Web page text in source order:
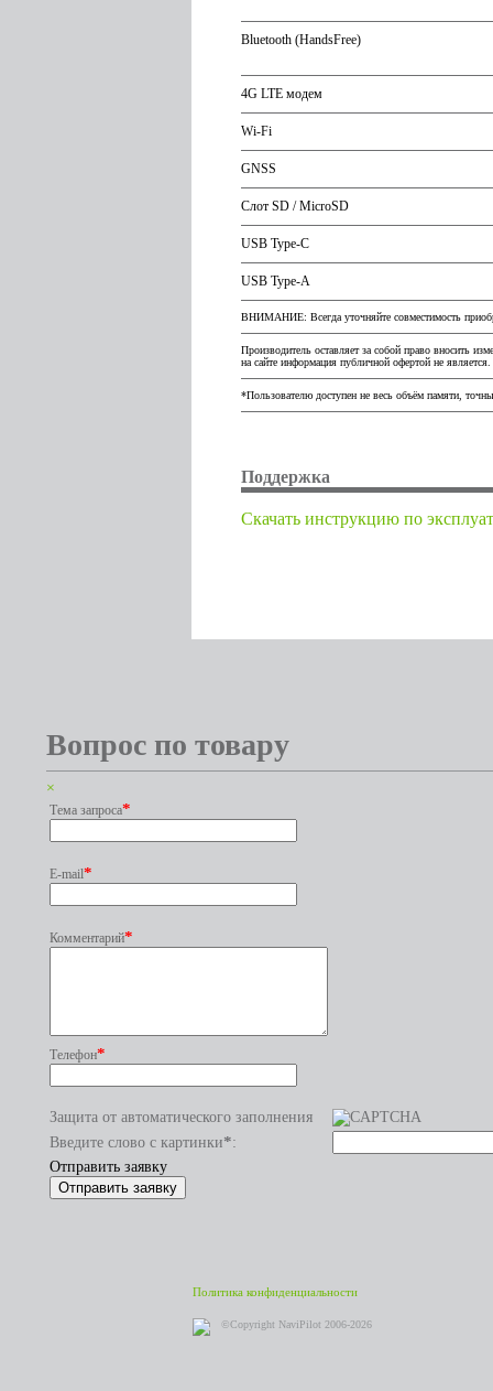
Bluetooth (HandsFree)
4G LTE модем
Wi-Fi
GNSS
Слот SD / MicroSD
USB Type-C
USB Type-A
ВНИМАНИЕ: Всегда уточняйте совместимость
Производитель оставляет за собой право вносить
на сайте информация публичной офертой не является.
*Пользователю доступен не весь объём памяти,
Поддержка
Cкачать инструкцию по
Вопрос по товару
×
Тема запроса*
E-mail*
Комментарий*
Телефон*
Защита от автоматического заполнения
Введите слово с картинки*:
Отправить заявку
Политика конфиденциальности
©Copyright NaviPilot 2006-2026